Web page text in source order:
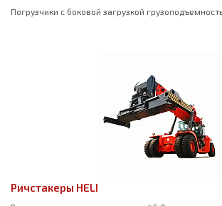
Погрузчики с боковой загрузкой
Ричстакеры HELI